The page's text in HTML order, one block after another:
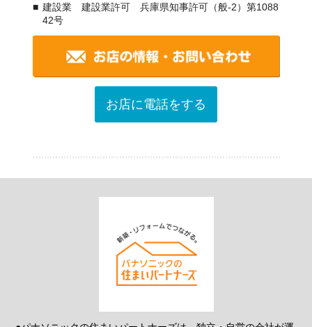
建設業 建設業許可 兵庫県知事許可（般-2）第1088
42号
お店に電話をする